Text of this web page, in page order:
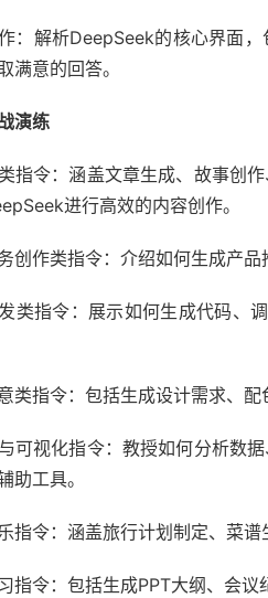
：解析DeepSeek的核心界面
满意的回答。
演练
指令：涵盖文章生成、故事创
进行高效的内容创作。
创作类指令：介绍如何生成产
类指令：展示如何生成代码、
类指令：包括生成设计需求、
可视化指令：教授如何分析数
助工具。
指令：涵盖旅行计划制定、菜
指令：包括生成PPT大纲、会议